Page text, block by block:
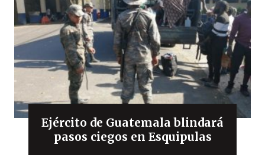
Ejército de Guatemala blindará
pasos ciegos en Esquipulas